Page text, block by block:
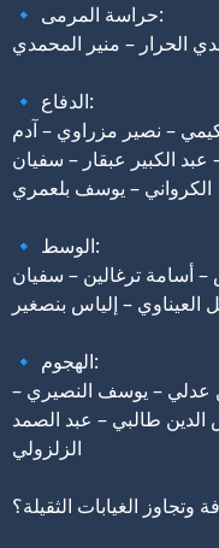
🔹 حراسة المرمى:
الحرار – منير المحمدي
🔹 الدفاع:
– نصير مزراوي – آدم
الكبير عبقار – سفيان
الكرواني – يوسف بلعمري
🔹 الوسط:
– أسامة ترغالين – سفيان
العيناوي – إلياس بنصغير
🔹 الهجوم:
عدلي – يوسف النصيري –
طالبي – عبد الصمد
الزلزولي
الغيابات الثقيلة؟